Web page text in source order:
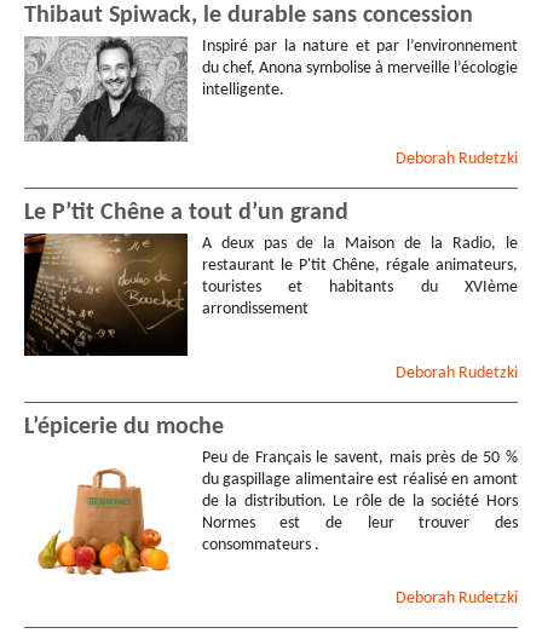
Thibaut Spiwack, le durable sans concession
Inspiré par la nature et par l’environnement
du chef, Anona symbolise à merveille l’écologie
intelligente.
Deborah Rudetzki
Le P’tit Chêne a tout d’un grand
A deux pas de la Maison de la Radio, le
restaurant le P'tit Chêne, régale animateurs,
touristes et habitants du XVIème
arrondissement
Deborah Rudetzki
L’épicerie du moche
Peu de Français le savent, mais près de 50 %
du gaspillage alimentaire est réalisé en amont
de la distribution. Le rôle de la société Hors
Normes est de leur trouver des
consommateurs .
Deborah Rudetzki